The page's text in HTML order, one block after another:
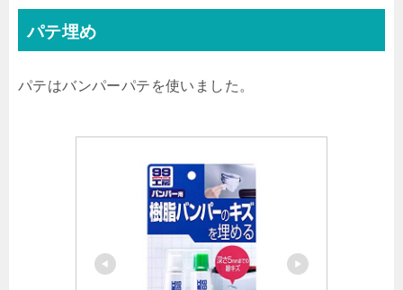
パテ埋め
パテはバンパーパテを使いました。